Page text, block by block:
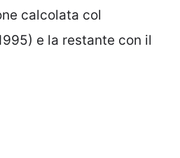
calcolata col
e la restante con il